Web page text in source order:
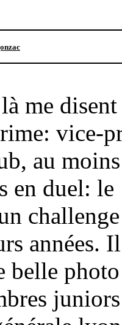
me
vice-
au
en duel:
années.
belle